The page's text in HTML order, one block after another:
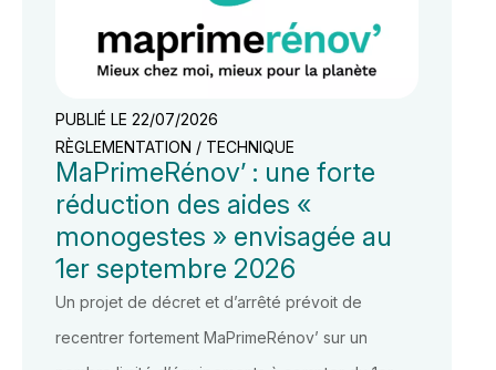
PUBLIÉ LE 22/07/2026
RÈGLEMENTATION / TECHNIQUE
MaPrimeRénov’ : une forte
réduction des aides «
monogestes » envisagée au
1er septembre 2026
Un projet de décret et d’arrêté prévoit de
recentrer fortement MaPrimeRénov’ sur un